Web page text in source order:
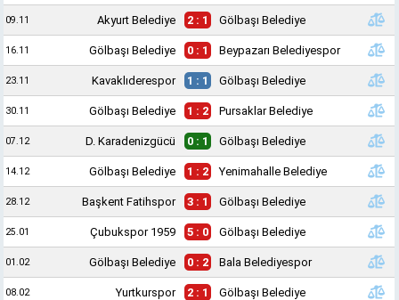
09.11 Akyurt Belediye 2 : 1 Gölbaşı Belediye
16.11 Gölbaşı Belediye 0 : 1 Beypazarı Belediyespor
23.11 Kavaklıderespor 1 : 1 Gölbaşı Belediye
30.11 Gölbaşı Belediye 1 : 2 Pursaklar Belediye
07.12 D. Karadenizgücü 0 : 1 Gölbaşı Belediye
14.12 Gölbaşı Belediye 1 : 2 Yenimahalle Belediye
28.12 Başkent Fatihspor 3 : 1 Gölbaşı Belediye
25.01 Çubukspor 1959 5 : 0 Gölbaşı Belediye
01.02 Gölbaşı Belediye 0 : 2 Bala Belediyespor
08.02 Yurtkurspor 2 : 1 Gölbaşı Belediye